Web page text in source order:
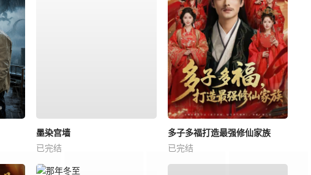
墨染宫墙
已完结
多子多福打造最强修仙家族
已完结